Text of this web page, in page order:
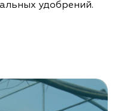
удобрений.